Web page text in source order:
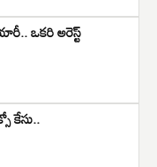
ఒకరి అరెస్ట్
కేసు..